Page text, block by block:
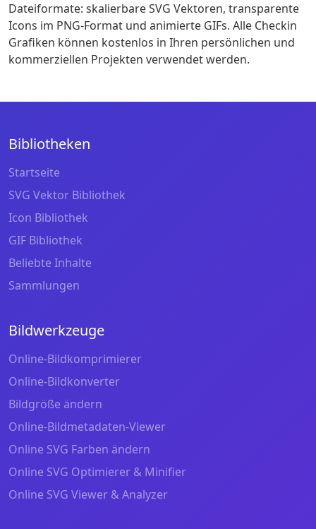
Dateiformate: skalierbare SVG Vektoren, transparente
Icons im PNG-Format und animierte GIFs. Alle Checkin
Grafiken können kostenlos in Ihren persönlichen und
kommerziellen Projekten verwendet werden.
Bibliotheken
Startseite
SVG Vektor Bibliothek
Icon Bibliothek
GIF Bibliothek
Beliebte Inhalte
Sammlungen
Bildwerkzeuge
Online-Bildkomprimierer
Online-Bildkonverter
Bildgröße ändern
Online-Bildmetadaten-Viewer
Online SVG Farben ändern
Online SVG Optimierer & Minifier
Online SVG Viewer & Analyzer